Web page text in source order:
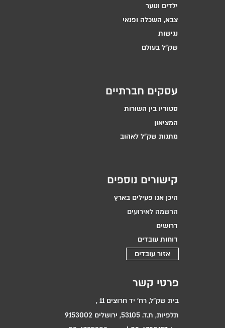
ילדים ונוער
צבא, השכלה ופנאי
נגישות
שק״ל בעולם
עסקים חברתיים
סטודיו בין השורות
המציאון
מתנות שק״ל לאהוב
קישורים נוספים
היכן אנו פעילים בארץ
הרשמה לאירועים
דרושים
דוחות עובדים
אזור עובדים
פרטי קשר
בית שק"ל, רח‘ יד חרוצים 11 ,
תלפיות, ת.ד. 53105, ירושלים 9153002